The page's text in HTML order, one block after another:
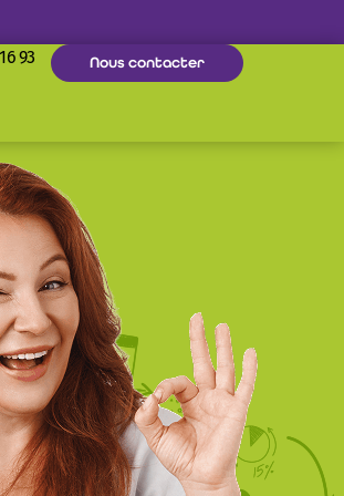
93 Nous contacter